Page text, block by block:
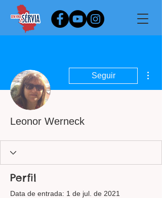
Seguir
Leonor Werneck
Perfil
Data de entrada: 1 de jul. de 2021